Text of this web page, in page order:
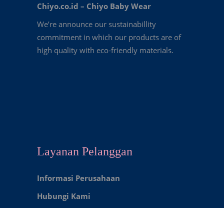
Chiyo.co.id – Chiyo Baby Wear
We’re announce our sustainabillity
commitment in which our products are of
high quality with eco-friendly materials.
Layanan Pelanggan
Informasi Perusahaan
Hubungi Kami